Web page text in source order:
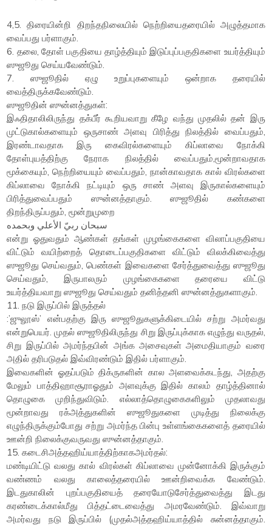
4,5. திரையின்றி திறந்தநிலையில் நெற்றியைதரையில் அழுத்தமாக
வைப்பது பர்ளாகும்.
6. தலை, தோள் பகுதியை தாழ்த்தியும் இடுப்புப்பகுதிகளை உயர்த்தியும்
ஸுஜூது செய்யவேண்டும்.
7. ஸுஜூதில் ஏழு உறுப்புகளையும் ஒன்றாக தரையில்
வைத்திருக்கவேண்டும்.
ஸுஜூதின் ஸுன்னத்துகள்:
இஃதிதாலிலிருந்து தக்பீர் கூறியவாறு கீழே வந்து முதலில் தன் இரு
முட்டுகால்களையும் ஒருசாண் அளவு பிரித்து நிலத்தில் வைப்பதும்,
இரண்டாவதாக இரு கைவிரல்களையும் கிப்லாவை நோக்கி
தோள்புயத்திற்கு நேராக நிலத்தில் வைப்பதும்,மூன்றாவதாக
மூக்கையும், நெற்றியையும் வைப்பதும், நான்காவதாக கால் விரல்களை
கிப்லாவை நோக்கி நட்டியும் ஒரு சாண் அளவு இருகால்களையும்
பிரித்துவைப்பதும் ஸுன்னத்தாகும். ஸுஜூதில் கண்களை
திறந்திருப்பதும், மூன்றுமுறை
என்று ஓதுவதும் ஆண்கள் தங்கள் முழங்கைகளை விலாப்பகுதியை
விட்டும் வயிற்றைத் தொடைப்பகுதிகளை விட்டும் விலக்கிவைத்து
ஸுஜூது செய்வதும், பெண்கள் இவைகளை சேர்த்துவைத்து ஸுஜூது
செய்வதும், இருபாலரும் முழங்கைகளை தரையை விட்டு
உயர்த்தியவாறு ஸுஜூது செய்வதும் தனித்தனி ஸுன்னத்துகளாகும்.
11. நடு இருப்பில் இருத்தல்
:’ஜுலூஸ்’ என்பதற்கு இரு ஸுஜூதுகளுக்கிடையில் சற்று அமர்வது
என்றுபெயர். முதல் ஸுஜூதிலிருந்து சிறு இருப்புக்காக எழுந்து வருதல்,
சிறு இருப்பில் அமர்ந்தபின் அங்க அசைவுகள் அமைதியாகும் வரை
அதில் தரிபடுதல் இவ்விரண்டும் இதில் பர்ளாகும்.
இவைகளின் ஓதப்படும் திக்ருகளின் கால அளவைக்கடந்து, அதற்கு
மேலும் பாத்திஹாசூராஓதும் அளவுக்கு இதில் காலம் தாழ்த்தினால்
தொழுகை முறிந்துவிடும். எல்லாத்தொழுகைகளிலும் முதலாவது
மூன்றாவது ரக்அத்துகளின் ஸுஜூதுகளை முடித்து நிலைக்கு
எழுந்திருக்கும்போது சற்று அமர்ந்த பின்பு உள்ளங்கைகளைத் தரையில்
ஊன்றி நிலைக்குவருவது ஸுன்னத்தாகும்.
15. கடைசிஅத்தஹிய்யாத்திற்காகஅமர்தல்:
மண்டியிட்டு வலது கால் விரல்கள் கிப்லாவை முன்னோக்கி இருக்கும்
வண்ணம் வலது காலைத்தரையில் ஊன்றிவைக்க வேண்டும்.
இடதுகாலின் புறப்பகுதியைத் தரையோடுசேர்த்துவைத்து இடது
கரண்டைக்கால்மீது பித்தட்டைவைத்து அமரவேண்டும். இவ்வாறு
அமர்வது நடு இருப்பில் (முதல்அத்தஹிய்யாத்தில் சுன்னத்தாகும்.